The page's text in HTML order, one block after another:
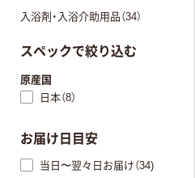
入浴剤・入浴介助用品（34）
スペックで絞り込む
原産国
日本（8）
お届け日目安
当日〜翌々日お届け（34)